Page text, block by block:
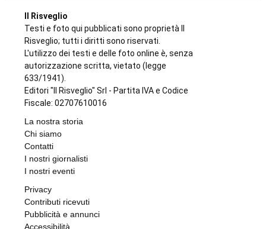
Il Risveglio
Testi e foto qui pubblicati sono proprietà Il
Risveglio; tutti i diritti sono riservati.
L'utilizzo dei testi e delle foto online è, senza
autorizzazione scritta, vietato (legge
633/1941).
Editori "Il Risveglio" Srl - Partita IVA e Codice
Fiscale: 02707610016
La nostra storia
Chi siamo
Contatti
I nostri giornalisti
I nostri eventi
Privacy
Contributi ricevuti
Pubblicità e annunci
Accessibilità